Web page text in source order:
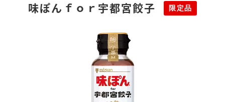
おすすめレシピ
味ぽんｆｏｒ宇都宮餃子 限定品